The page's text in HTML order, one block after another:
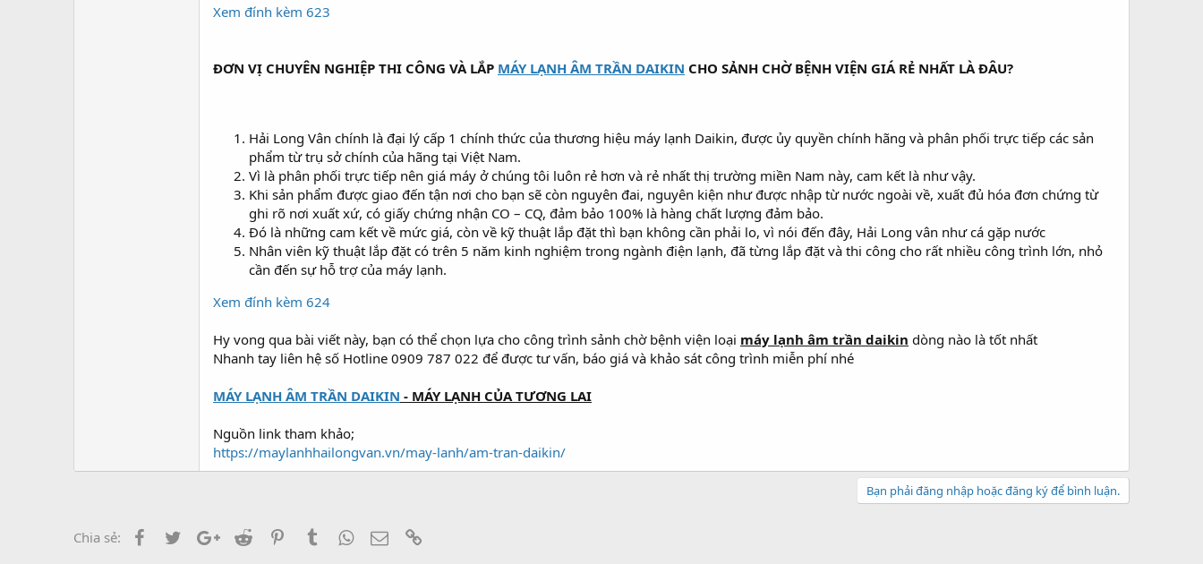
Xem đính kèm 623
ĐƠN VỊ CHUYÊN NGHIỆP THI CÔNG VÀ LẮP MÁY LẠNH ÂM TRẦN DAIKIN CHO SẢNH CHỜ BỆNH VIỆN GIÁ RẺ NHẤT LÀ ĐÂU?
Hải Long Vân chính là đại lý cấp 1 chính thức của thương hiệu máy lạnh Daikin, được ủy quyền chính hãng và phân phối trực tiếp các sản
phẩm từ trụ sở chính của hãng tại Việt Nam.
Vì là phân phối trực tiếp nên giá máy ở chúng tôi luôn rẻ hơn và rẻ nhất thị trường miền Nam này, cam kết là như vậy.
Khi sản phẩm được giao đến tận nơi cho bạn sẽ còn nguyên đai, nguyên kiện như được nhập từ nước ngoài về, xuất đủ hóa đơn chứng từ
ghi rõ nơi xuất xứ, có giấy chứng nhận CO – CQ, đảm bảo 100% là hàng chất lượng đảm bảo.
Đó là những cam kết về mức giá, còn về kỹ thuật lắp đặt thì bạn không cần phải lo, vì nói đến đây, Hải Long vân như cá gặp nước
Nhân viên kỹ thuật lắp đặt có trên 5 năm kinh nghiệm trong ngành điện lạnh, đã từng lắp đặt và thi công cho rất nhiều công trình lớn, nhỏ
cần đến sự hỗ trợ của máy lạnh.
Xem đính kèm 624
Hy vong qua bài viết này, bạn có thể chọn lựa cho công trình sảnh chờ bệnh viện loại máy lạnh âm trần daikin dòng nào là tốt nhất
Nhanh tay liên hệ số Hotline 0909 787 022 để được tư vấn, báo giá và khảo sát công trình miễn phí nhé
MÁY LẠNH ÂM TRẦN DAIKIN - MÁY LẠNH CỦA TƯƠNG LAI
Nguồn link tham khảo;
https://maylanhhailongvan.vn/may-lanh/am-tran-daikin/
Bạn phải đăng nhập hoặc đăng ký để bình luận.
Chia sẻ: FacebookTwitterGoogle+
Reddit PinterestTumblrWhatsApp
Email